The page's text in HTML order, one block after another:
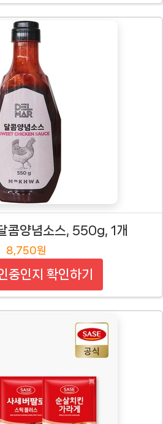
콤양념소스, 550g, 1개
8,750원
중인지 확인하기